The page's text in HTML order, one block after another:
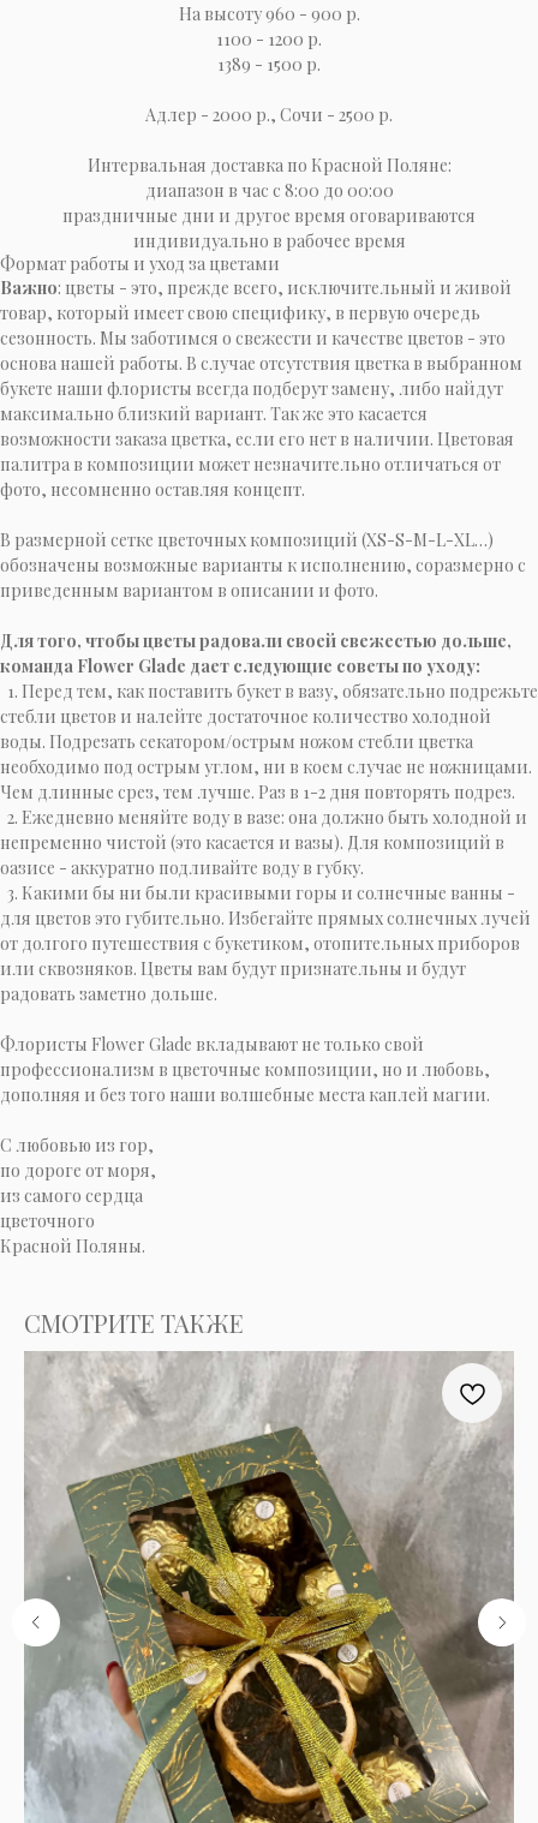
На высоту 960 - 900 р.
1100 - 1200 р.
1389 - 1500 р.
Адлер - 2000 р., Сочи - 2500 р.
Интервальная доставка по Красной Поляне:
диапазон в час с 8:00 до 00:00
праздничные дни и другое время оговариваются
индивидуально в рабочее время
Формат работы и уход за цветами
Важно: цветы - это, прежде всего, исключительный и живой
товар, который имеет свою специфику, в первую очередь
сезонность. Мы заботимся о свежести и качестве цветов - это
основа нашей работы. В случае отсутствия цветка в выбранном
букете наши флористы всегда подберут замену, либо найдут
максимально близкий вариант. Так же это касается
возможности заказа цветка, если его нет в наличии. Цветовая
палитра в композиции может незначительно отличаться от
фото, несомненно оставляя концепт.
В размерной сетке цветочных композиций (XS-S-M-L-XL…)
обозначены возможные варианты к исполнению, соразмерно с
приведенным вариантом в описании и фото.
Для того, чтобы цветы радовали своей свежестью дольше,
команда Flower Glade дает следующие советы по уходу:
1. Перед тем, как поставить букет в вазу, обязательно подрежьте
стебли цветов и налейте достаточное количество холодной
воды. Подрезать секатором/острым ножом стебли цветка
необходимо под острым углом, ни в коем случае не ножницами.
Чем длинные срез, тем лучше. Раз в 1-2 дня повторять подрез.
2. Ежедневно меняйте воду в вазе: она должно быть холодной и
непременно чистой (это касается и вазы). Для композиций в
оазисе - аккуратно подливайте воду в губку.
3. Какими бы ни были красивыми горы и солнечные ванны -
для цветов это губительно. Избегайте прямых солнечных лучей
от долгого путешествия с букетиком, отопительных приборов
или сквозняков. Цветы вам будут признательны и будут
радовать заметно дольше.
Флористы Flower Glade вкладывают не только свой
профессионализм в цветочные композиции, но и любовь,
дополняя и без того наши волшебные места каплей магии.
C любовью из гор,
по дороге от моря,
из самого сердца
цветочного
Красной Поляны.
СМОТРИТЕ ТАКЖЕ